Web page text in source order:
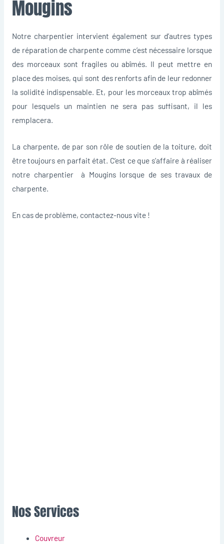
Mougins
Notre charpentier intervient également sur d’autres types
de réparation de charpente comme c’est nécessaire lorsque
des morceaux sont fragiles ou abîmés. Il peut mettre en
place des moises, qui sont des renforts afin de leur redonner
la solidité indispensable. Et, pour les morceaux trop abîmés
pour lesquels un maintien ne sera pas suffisant, il les
remplacera.
La charpente, de par son rôle de soutien de la toiture, doit
être toujours en parfait état. C’est ce que s’affaire à réaliser
notre charpentier à Mougins lorsque de ses travaux de
charpente.
En cas de problème, contactez-nous vite !
Nos Services
Couvreur